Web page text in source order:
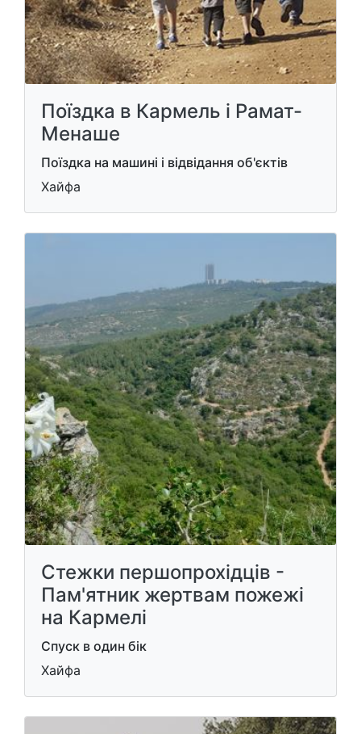
Поїздка в Кармель і Рамат-
Менаше
Поїздка на машині і відвідання об'єктів
Хайфа
Стежки першопрохідців -
Пам'ятник жертвам пожежі
на Кармелі
Спуск в один бік
Хайфа